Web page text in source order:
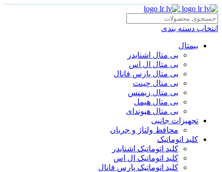
انتخاب دسته بندی
بیمتال
بی متال اشنایدر
بی متال ال اس
بی متال پارس فانال
بی متال چینت
بی متال زیمنس
بی متال هیمل
بی متال هیوندای
تجهیزات جانبی
محافظ ولتاژ و‌ جریان
کلید اتوماتیک
کلید اتوماتیک اشنایدر
کلید اتوماتیک ال اس
کلید اتوماتیک پارس فانال